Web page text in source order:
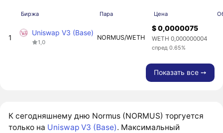
Биржа Пара Цена
1
Uniswap V3 (Base)
1,0
NORMUS/WETH
$ 0,0000075
WETH 0,000000004
спред 0.65%
Показать все ➙
К сегодняшнему дню Normus (NORMUS) торгуется
только на Uniswap V3 (Base). Максимальный